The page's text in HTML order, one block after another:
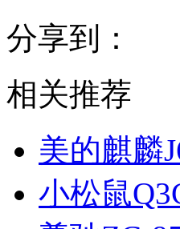
分享到：
相关推荐
美的麒麟
小松鼠